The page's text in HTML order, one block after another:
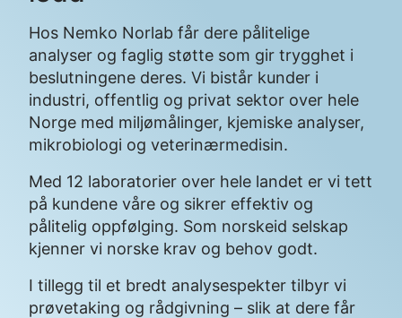
Hos Nemko Norlab får dere pålitelige
analyser og faglig støtte som gir trygghet i
beslutningene deres. Vi bistår kunder i
industri, offentlig og privat sektor over hele
Norge med miljømålinger, kjemiske analyser,
mikrobiologi og veterinærmedisin.
Med 12 laboratorier over hele landet er vi tett
på kundene våre og sikrer effektiv og
pålitelig oppfølging. Som norskeid selskap
kjenner vi norske krav og behov godt.
I tillegg til et bredt analysespekter tilbyr vi
prøvetaking og rådgivning – slik at dere får